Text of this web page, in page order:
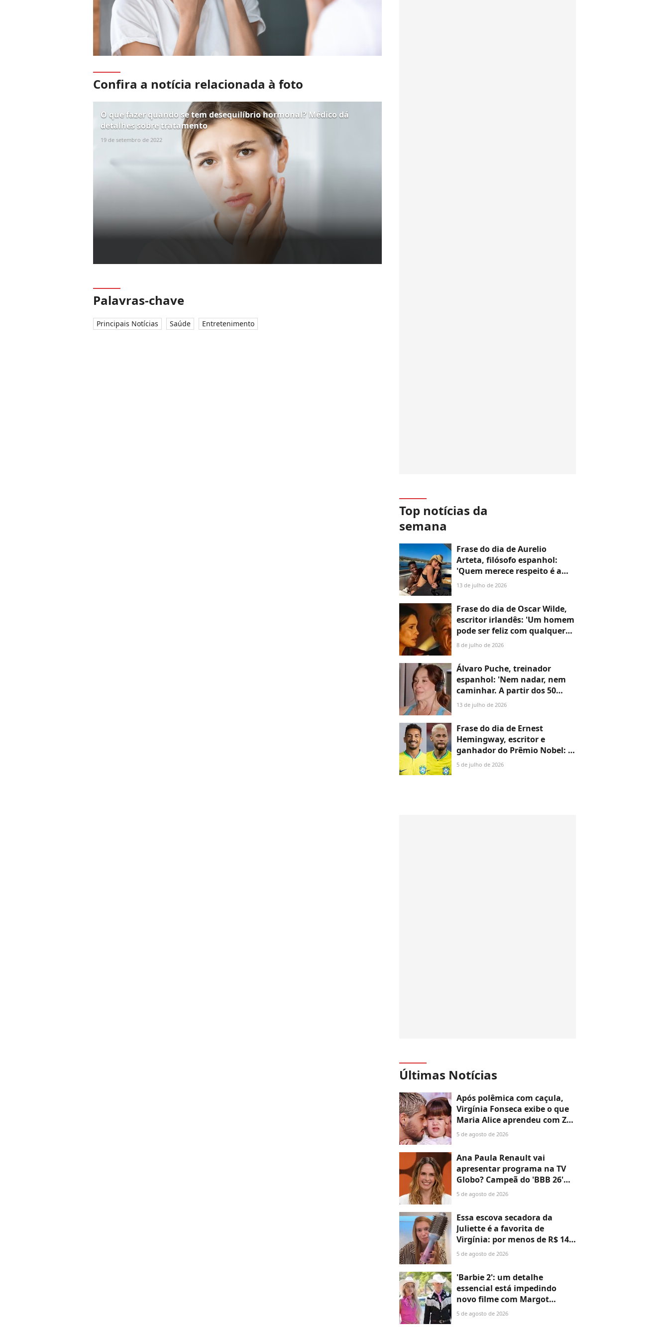
Confira a notícia relacionada à foto
O que fazer quando se tem desequilíbrio hormonal? Médico dá
detalhes sobre tratamento
19 de setembro de 2022
Palavras-chave
Principais Notícias Saúde Entretenimento
Top notícias da
semana
Frase do dia de Aurelio
Arteta, filósofo espanhol:
'Quem merece respeito é a
pessoa, e com muita
opiniões'
13 de julho de 2026
Frase do dia de Oscar Wilde,
escritor irlandês: 'Um homem
pode ser feliz com qualquer
mulher, desde que não a ame'
8 de julho de 2026
Álvaro Puche, treinador
espanhol: 'Nem nadar, nem
caminhar. A partir dos 50
anos, é absolutamente
13 de julho de 2026
Frase do dia de Ernest
Hemingway, escritor e
ganhador do Prêmio Nobel: 'A
felicidade nas pessoas
5 de julho de 2026
Últimas Notícias
Após polêmica com caçula,
Virgínia Fonseca exibe o que
Maria Alice aprendeu com Zé
Felipe e se surpreende: 'Nossa
a...'
5 de agosto de 2026
Ana Paula Renault vai
apresentar programa na TV
Globo? Campeã do 'BBB 26'
falou sobre projetos: 'Podem
5 de agosto de 2026
Essa escova secadora da
Juliette é a favorita de
Virgínia: por menos de R$ 140,
ela 'dá pau' em muito secador
5 de agosto de 2026
'Barbie 2': um detalhe
essencial está impedindo
novo filme com Margot
Robbie e Ryan Gosling;
5 de agosto de 2026